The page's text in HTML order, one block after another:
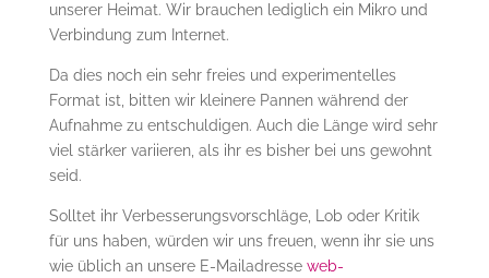
unserer Heimat. Wir brauchen lediglich ein Mikro und
Verbindung zum Internet.
Da dies noch ein sehr freies und experimentelles
Format ist, bitten wir kleinere Pannen während der
Aufnahme zu entschuldigen. Auch die Länge wird sehr
viel stärker variieren, als ihr es bisher bei uns gewohnt
seid.
Solltet ihr Verbesserungsvorschläge, Lob oder Kritik
für uns haben, würden wir uns freuen, wenn ihr sie uns
wie üblich an unsere E-Mailadresse web-